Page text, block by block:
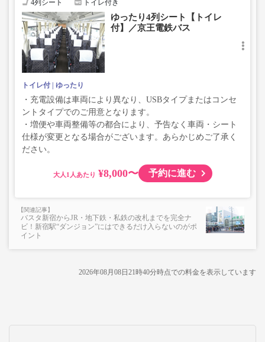
4列シート トイレ付き
ゆったり4列シート【トイレ
付】／京王電鉄バス
トイレ付 ゆったり
・充電設備は車両により異なり、USBタイプまたはコンセ
ントタイプでのご用意となります。
・増便や車両整備等の都合により、予告なく車両・シート
仕様が変更となる場合がございます。あらかじめご了承く
ださい。
大人 ¥8,000〜 予約に進む
バスタ新宿からJR・地下鉄・私鉄の改札までを完全ナ
ビ！新宿駅“ダンジョン”にはできるだけ入らないのがポ
イント
2026年08月08日21時40分時点での料金を表示しています